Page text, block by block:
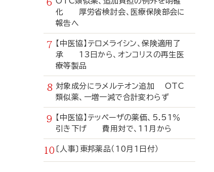
化 厚労省検討会、医療保険部会に
報告へ
【中医協】テロメライシン、保険適用了
承 13日から、オンコリスの再生医
療等製品
対象成分にラメルテオン追加 OTC
類似薬、一増一減で合計変わらず
【中医協】テッペーザの薬価、5.51％
引き下げ 費用対で、11月から
〔人事〕東邦薬品（10月1日付）